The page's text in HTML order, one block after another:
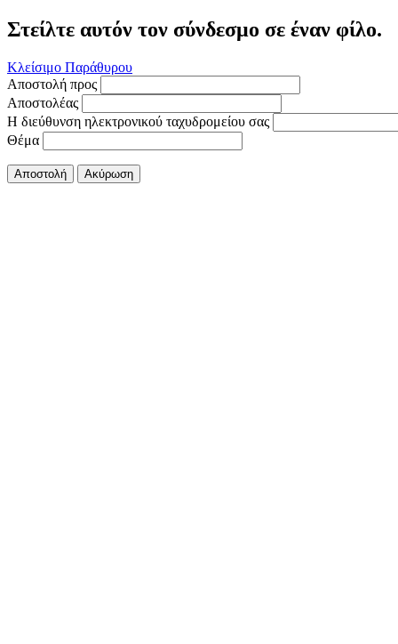
Στείλτε αυτόν τον σύνδεσμο σε έναν φίλο.
Κλείσιμο Παράθυρου
Αποστολή προς
Αποστολέας
Η διεύθυνση ηλεκτρονικού ταχυδρομείου σας
Θέμα
Αποστολή Ακύρωση